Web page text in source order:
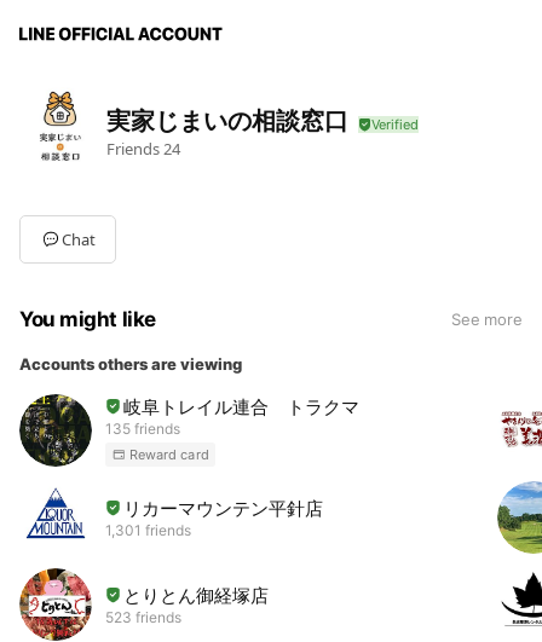
実家じまいの相談窓口
Friends 24
Chat
You might like See more
Accounts others are viewing
岐阜トレイル連合 トラクマ
135 friends
Reward card
リカーマウンテン平針店
1,301 friends
とりとん御経塚店
523 friends